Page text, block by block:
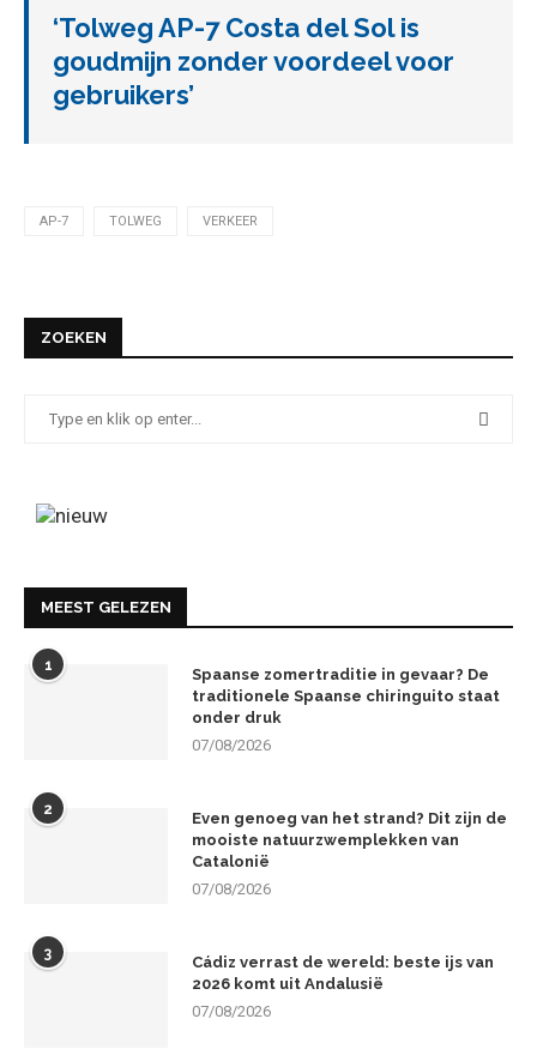
‘Tolweg AP-7 Costa del Sol is
goudmijn zonder voordeel voor
gebruikers’
AP-7 TOLWEG VERKEER
ZOEKEN
MEEST GELEZEN
1
Spaanse zomertraditie in gevaar? De
traditionele Spaanse chiringuito staat
onder druk
07/08/2026
2
Even genoeg van het strand? Dit zijn de
mooiste natuurzwemplekken van
Catalonië
07/08/2026
3
Cádiz verrast de wereld: beste ijs van
2026 komt uit Andalusië
07/08/2026